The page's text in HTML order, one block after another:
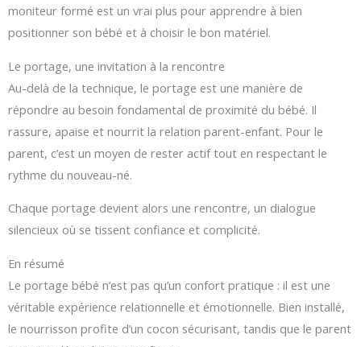
moniteur formé est un vrai plus pour apprendre à bien
positionner son bébé et à choisir le bon matériel.
Le portage, une invitation à la rencontre
Au-delà de la technique, le portage est une manière de
répondre au besoin fondamental de proximité du bébé. Il
rassure, apaise et nourrit la relation parent-enfant. Pour le
parent, c’est un moyen de rester actif tout en respectant le
rythme du nouveau-né.
Chaque portage devient alors une rencontre, un dialogue
silencieux où se tissent confiance et complicité.
En résumé
Le portage bébé n’est pas qu’un confort pratique : il est une
véritable expérience relationnelle et émotionnelle. Bien installé,
le nourrisson profite d’un cocon sécurisant, tandis que le parent